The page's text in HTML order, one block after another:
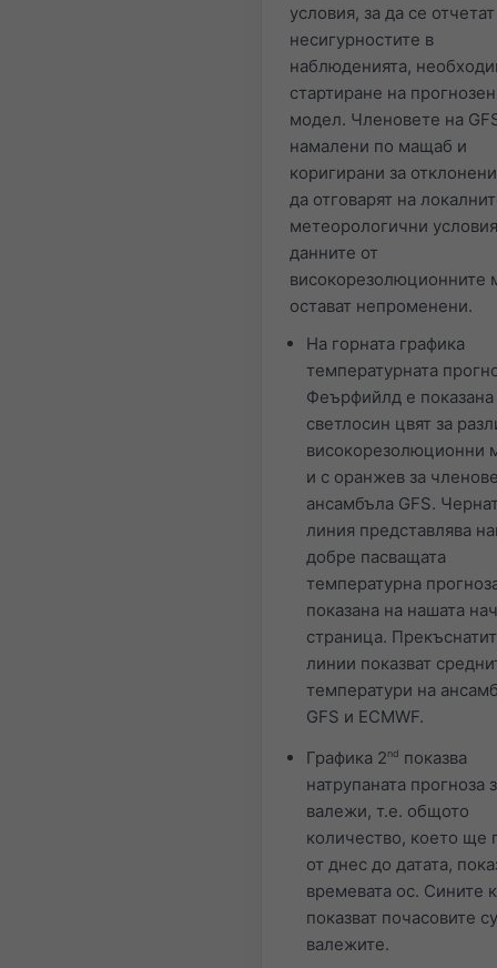
условия, за да се отчетат
несигурностите в
наблюденията,
стартиране на прогнозен
модел. Членовете на
намалени по мащаб и
коригирани за
да отговарят на
метеорологични
данните от
високорезолюционните
остават непроменени.
На горната графика
температурната
Феърфийлд е показана
светлосин цвят за
високорезолюционни
и с оранжев за
ансамбъла GFS.
линия представлява
добре пасващата
температурна
показана на нашата
страница.
линии показват
температури на
GFS и ECMWF.
Графика 2nd показва
натрупаната прогноза
валежи, т.е. общото
количество, което ще
от днес до датата,
времевата ос. Сините
показват почасовите
валежите.